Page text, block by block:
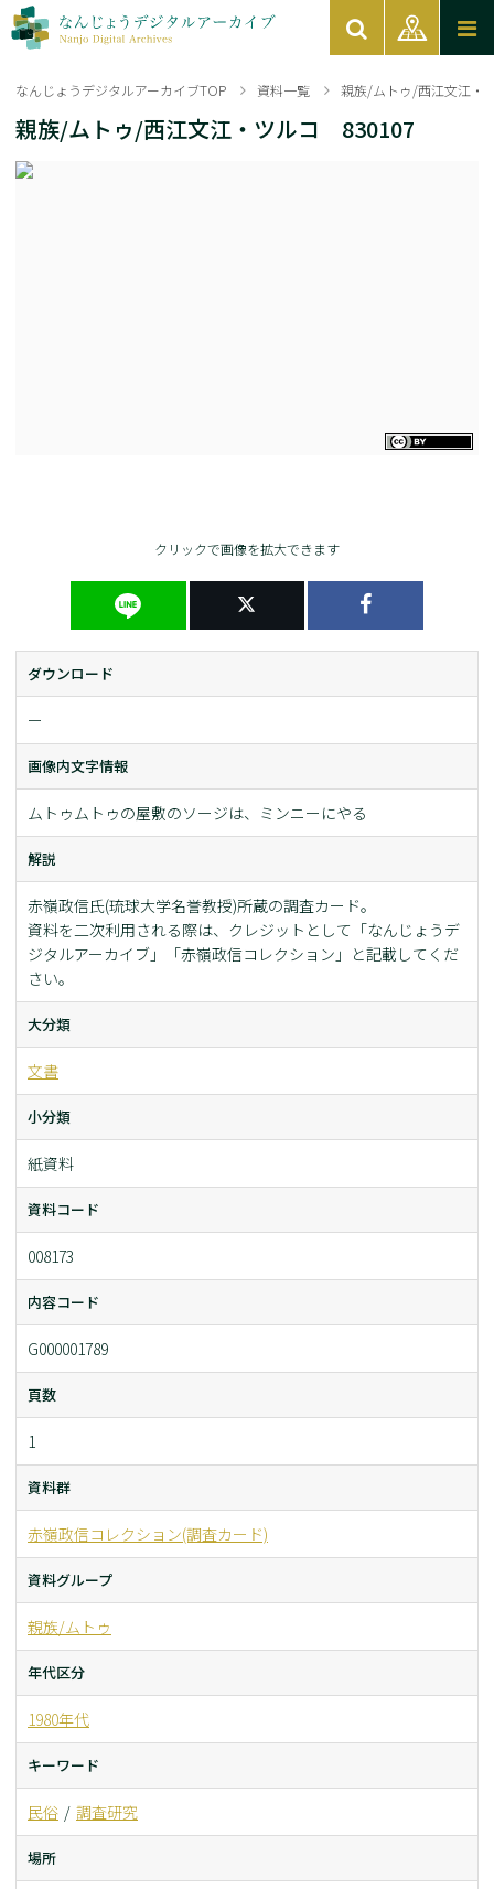
なんじょうデジタルアーカイブTOP 資料一覧 親族/ムトゥ/西江文江・
親族/ムトゥ/西江文江・ツルコ 830107
クリックで画像を拡大できます
ダウンロード
ー
画像内文字情報
ムトゥムトゥの屋敷のソージは、ミンニーにやる
解説
赤嶺政信氏(琉球大学名誉教授)所蔵の調査カード。
資料を二次利用される際は、クレジットとして「なんじょうデ
ジタルアーカイブ」「赤嶺政信コレクション」と記載してくだ
さい。
大分類
文書
小分類
紙資料
資料コード
008173
内容コード
G000001789
頁数
1
資料群
赤嶺政信コレクション(調査カード)
資料グループ
親族/ムトゥ
年代区分
1980年代
キーワード
民俗 調査研究
場所